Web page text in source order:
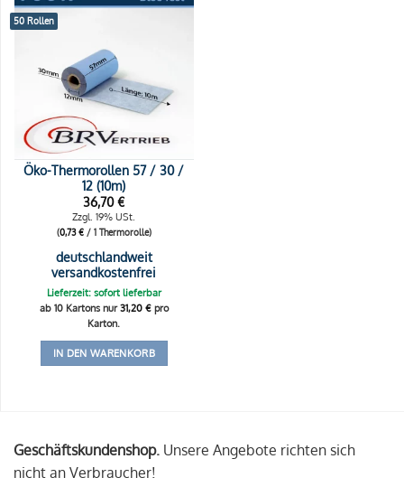
50 Rollen
Öko-Thermorollen 57 / 30 /
12 (10m)
36,70€
Zzgl. 19% USt.
(0,73€/ 1 Thermorolle)
deutschlandweit
versandkostenfrei
Lieferzeit: sofort lieferbar
ab 10 Kartons nur31,20 €pro
Karton.
IN DEN WARENKORB
Geschäftskundenshop. Unsere Angebote richten sich
nicht an Verbraucher!